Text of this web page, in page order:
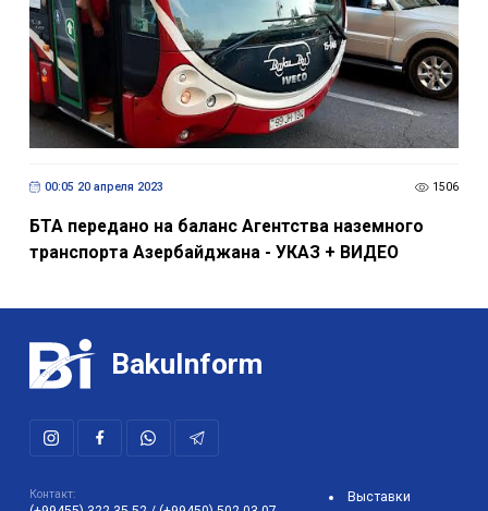
00:05 20 апреля 2023 1506
БТА передано на баланс Агентства наземного
транспорта Азербайджана - УКАЗ + ВИДЕО
BakuInform
Контакт: Выставки